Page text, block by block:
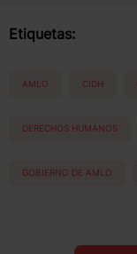
Etiquetas:
AMLO CIDH
DERECHOS HUMANOS
GOBIERNO DE AMLO